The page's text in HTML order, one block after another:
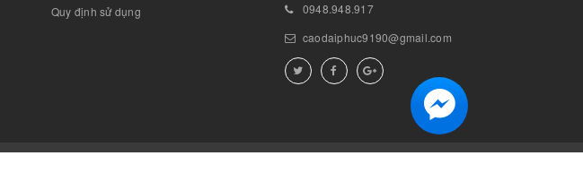
Quy định sử dụng
0948.948.917
caodaiphuc9190@gmail.com